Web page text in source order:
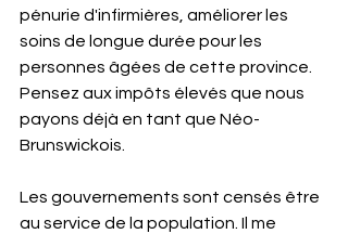
pénurie d'infirmières, améliorer les
soins de longue durée pour les
personnes âgées de cette province.
Pensez aux impôts élevés que nous
payons déjà en tant que Néo-
Brunswickois.
Les gouvernements sont censés être
au service de la population. Il me